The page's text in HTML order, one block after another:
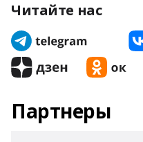
Читайте нас
Партнеры